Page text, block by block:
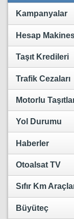
Kampanyalar
Hesap
Taşıt Kredileri
Trafik Cezaları
Motorlu
Yol Durumu
Haberler
Otoalsat TV
Sıfır Km
Büyüteç